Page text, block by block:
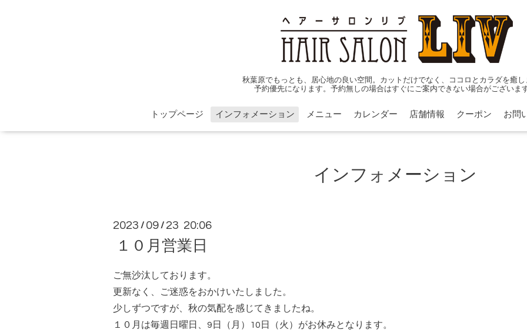
秋葉原でもっとも、居心地の良い空間。カットだけでなく、ココロとカラダを癒し
予約優先になります。予約無しの場合はすぐにご案内できない場合がございます
トップページ インフォメーション メニュー カレンダー 店舗情報 クーポン お問
インフォメーション
2023 / 09 / 23 20:06
１０月営業日
ご無沙汰しております。
更新なく、ご迷惑をおかけいたしました。
少しずつですが、秋の気配を感じてきましたね。
１０月は毎週日曜日、9日（月）10日（火）がお休みとなります。